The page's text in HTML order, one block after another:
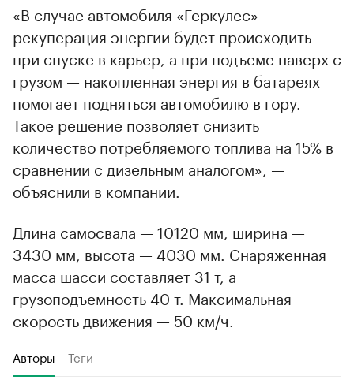
«В случае автомобиля «Геркулес»
рекуперация энергии будет происходить
при спуске в карьер, а при подъеме наверх с
грузом — накопленная энергия в батареях
помогает подняться автомобилю в гору.
Такое решение позволяет снизить
количество потребляемого топлива на 15% в
сравнении с дизельным аналогом», —
объяснили в компании.
Длина самосвала — 10120 мм, ширина —
3430 мм, высота — 4030 мм. Снаряженная
масса шасси составляет 31 т, а
грузоподъемность 40 т. Максимальная
скорость движения — 50 км/ч.
Авторы Теги